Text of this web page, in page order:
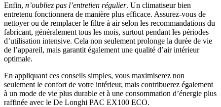
Enfin, n’oubliez pas l’entretien régulier. Un climatiseur bien
entretenu fonctionnera de manière plus efficace. Assurez-vous de
nettoyer ou de remplacer le filtre à air selon les recommandations du
fabricant, généralement tous les mois, surtout pendant les périodes
d’utilisation intensive. Cela non seulement prolonge la durée de vie
de l’appareil, mais garantit également une qualité d’air intérieur
optimale.
En appliquant ces conseils simples, vous maximiserez non
seulement le confort de votre intérieur, mais contribuerez également
à un mode de vie plus durable et à une consommation d’énergie plus
raffinée avec le De Longhi PAC EX100 ECO.